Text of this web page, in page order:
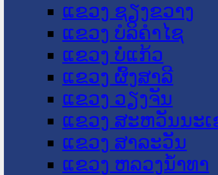
ແຂວງ ຊຽງຂວາງ
ແຂວງ ບໍລິຄໍາໄຊ
ແຂວງ ບໍ່ແກ້ວ
ແຂວງ ຜົ້ງສາລີ
ແຂວງ ວຽງຈັນ
ແຂວງ ສະຫວັນນະ
ແຂວງ ສາລະວັນ
ແຂວງ ຫລວງນໍ້າທາ